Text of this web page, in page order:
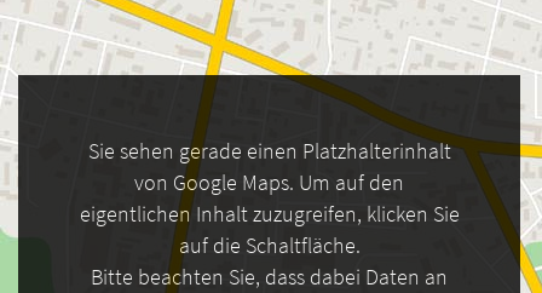
Sie sehen gerade einen Platzhalterinhalt
von Google Maps. Um auf den
eigentlichen Inhalt zuzugreifen, klicken Sie
auf die Schaltfläche.
Bitte beachten Sie, dass dabei Daten an